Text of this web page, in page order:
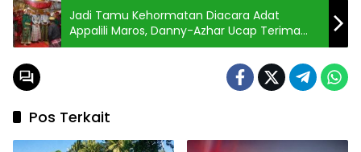
Jadi Tamu Kehormatan Diacara Adat
Appalili Maros, Danny-Azhar Ucap Terima
Kasih
Pos Terkait